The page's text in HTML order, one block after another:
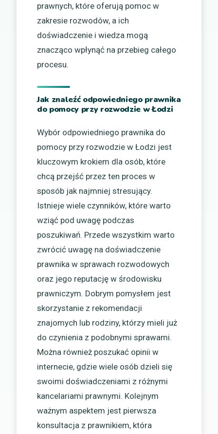
prawnych, które oferują pomoc w
zakresie rozwodów, a ich
doświadczenie i wiedza mogą
znacząco wpłynąć na przebieg całego
procesu.
Jak znaleźć odpowiedniego prawnika
do pomocy przy rozwodzie w Łodzi
Wybór odpowiedniego prawnika do
pomocy przy rozwodzie w Łodzi jest
kluczowym krokiem dla osób, które
chcą przejść przez ten proces w
sposób jak najmniej stresujący.
Istnieje wiele czynników, które warto
wziąć pod uwagę podczas
poszukiwań. Przede wszystkim warto
zwrócić uwagę na doświadczenie
prawnika w sprawach rozwodowych
oraz jego reputację w środowisku
prawniczym. Dobrym pomysłem jest
skorzystanie z rekomendacji
znajomych lub rodziny, którzy mieli już
do czynienia z podobnymi sprawami.
Można również poszukać opinii w
internecie, gdzie wiele osób dzieli się
swoimi doświadczeniami z różnymi
kancelariami prawnymi. Kolejnym
ważnym aspektem jest pierwsza
konsultacja z prawnikiem, która